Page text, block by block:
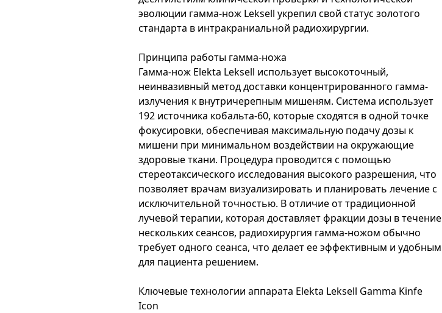
эволюции гамма-нож Leksell укрепил свой статус золотого
стандарта в интракраниальной радиохирургии.
Принципа работы гамма-ножа
Гамма-нож Elekta Leksell использует высокоточный,
неинвазивный метод доставки концентрированного гамма-
излучения к внутричерепным мишеням. Система использует
192 источника кобальта-60, которые сходятся в одной точке
фокусировки, обеспечивая максимальную подачу дозы к
мишени при минимальном воздействии на окружающие
здоровые ткани. Процедура проводится с помощью
стереотаксического исследования высокого разрешения, что
позволяет врачам визуализировать и планировать лечение с
исключительной точностью. В отличие от традиционной
лучевой терапии, которая доставляет фракции дозы в течение
нескольких сеансов, радиохирургия гамма-ножом обычно
требует одного сеанса, что делает ее эффективным и удобным
для пациента решением.
Ключевые технологии аппарата Elekta Leksell Gamma Kinfe
Icon